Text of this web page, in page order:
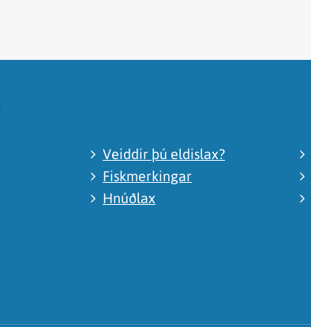
Veiddir þú eldislax?
Fiskmerkingar
Hnúðlax